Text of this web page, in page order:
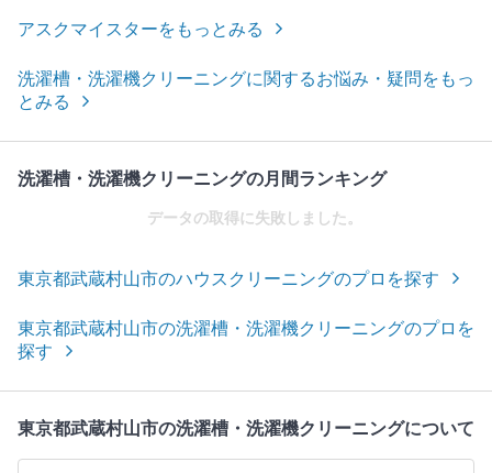
アスクマイスターをもっとみる
洗濯槽・洗濯機クリーニングに関するお悩み・疑問をもっ
とみる
洗濯槽・洗濯機クリーニングの月間ランキング
データの取得に失敗しました。
東京都武蔵村山市のハウスクリーニングのプロを探す
東京都武蔵村山市の洗濯槽・洗濯機クリーニングのプロを
探す
東京都武蔵村山市の洗濯槽・洗濯機クリーニングについて